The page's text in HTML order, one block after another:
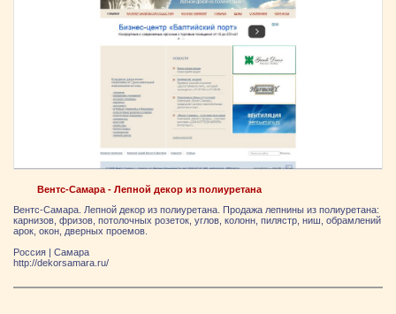
Вентс-Самара - Лепной декор из полиуретана
Вентс-Самара. Лепной декор из полиуретана. Продажа лепнины из полиуретана:
карнизов, фризов, потолочных розеток, углов, колонн, пилястр, ниш, обрамлений
арок, окон, дверных проемов.
Россия
Самара
http://dekorsamara.ru/